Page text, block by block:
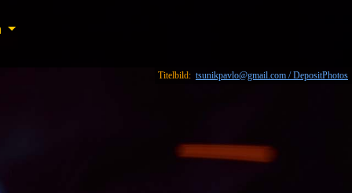
Titelbild: tsunikpavlo@gmail.com / DepositPhotos